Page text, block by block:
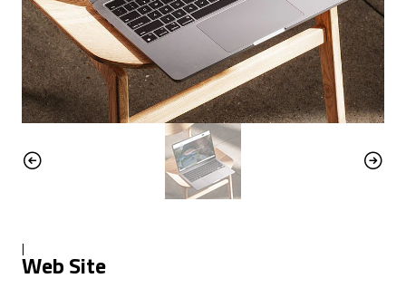
|
Web Site